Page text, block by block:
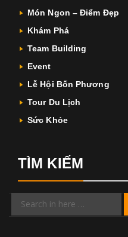
Món Ngon – Điểm Đẹp
Khám Phá
Team Building
Event
Lễ Hội Bốn Phương
Tour Du Lịch
Sức Khỏe
TÌM KIẾM
Search